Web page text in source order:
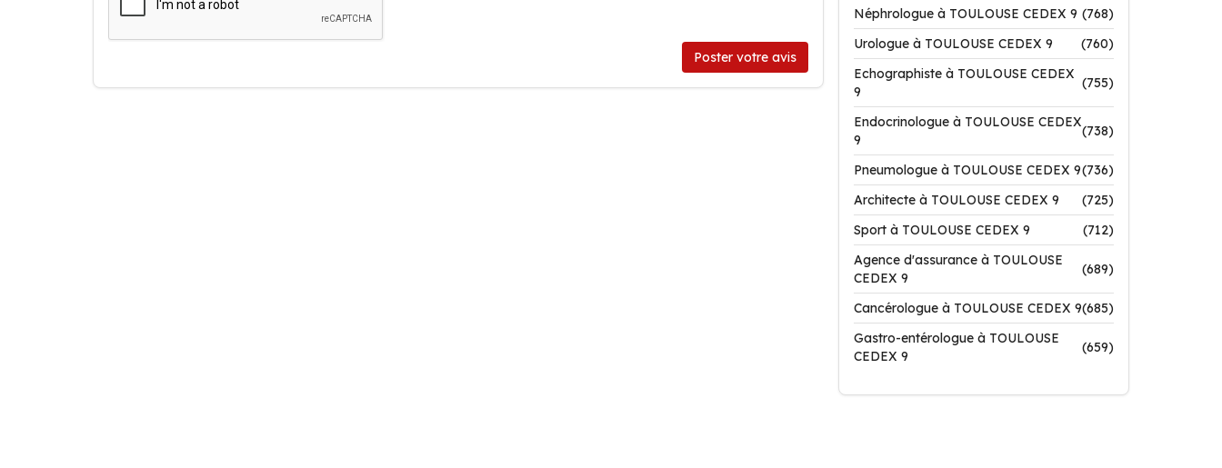
Poster votre avis
Néphrologue à TOULOUSE CEDEX 9 (768)
Urologue à TOULOUSE CEDEX 9
(760)
Echographiste à TOULOUSE CEDEX
9
(755)
Endocrinologue à TOULOUSE CEDEX
9
(738)
Pneumologue à TOULOUSE CEDEX 9(736)
Architecte à TOULOUSE CEDEX 9
(725)
Sport à TOULOUSE CEDEX 9
(712)
Agence d'assurance à TOULOUSE
CEDEX 9
(689)
Cancérologue à TOULOUSE CEDEX 9(685)
Gastro-entérologue à TOULOUSE
CEDEX 9
(659)